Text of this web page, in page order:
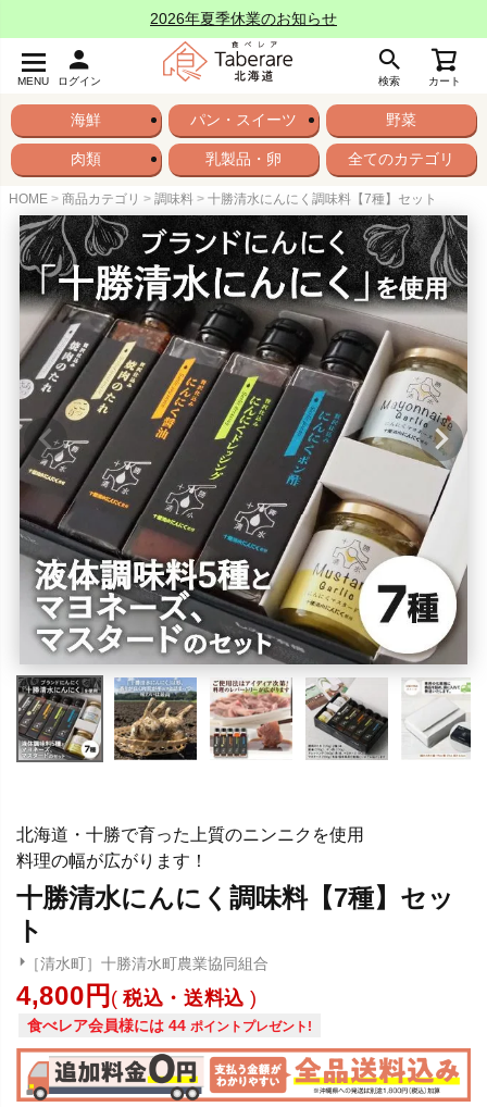
2026年夏季休業のお知らせ
MENU ログイン 検索 カート
海鮮 パン・スイーツ 野菜
肉類 乳製品・卵 全てのカテゴリ
HOME 商品カテゴリ 調味料 十勝清水にんにく調味料【7種】セット
北海道・十勝で育った上質のニンニクを使用
料理の幅が広がります！
十勝清水にんにく調味料【7種】セッ
ト
［清水町］十勝清水町農業協同組合
4,800 税込・送料込
食べレア会員様には 44 ポイントプレゼント!